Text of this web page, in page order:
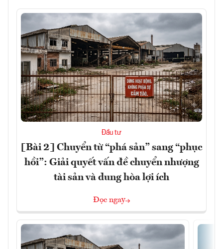
Đầu tư
[Bài 2] Chuyển từ “phá sản” sang “phục
hồi”: Giải quyết vấn đề chuyển nhượng
tài sản và dung hòa lợi ích
Đọc ngay